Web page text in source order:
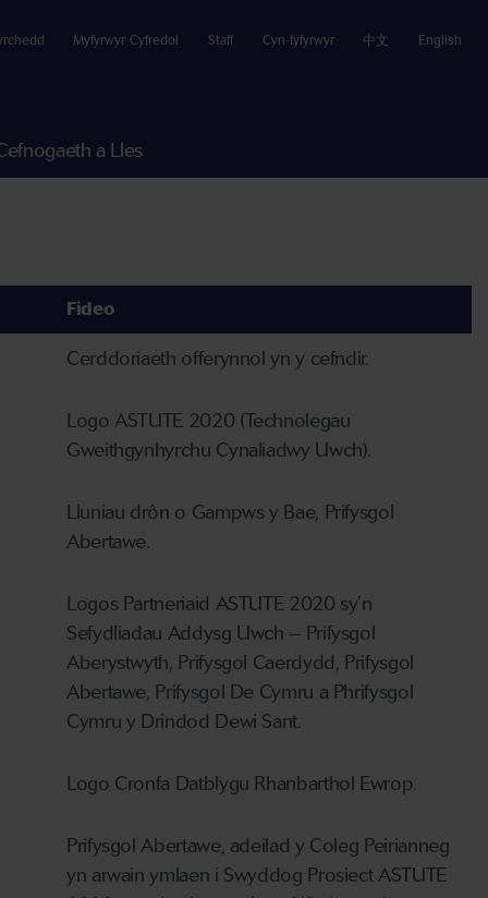
Myfyrwyr Cyfredol Staff Cyn-fyfyrwyr 中文 English
a Lles
Fideo
Cerddoriaeth offerynnol yn y cefndir.
Logo ASTUTE 2020 (Technolegau
Gweithgynhyrchu Cynaliadwy Uwch).
Lluniau drôn o Gampws y Bae, Prifysgol
Abertawe.
Logos Partneriaid ASTUTE 2020 sy’n
Sefydliadau Addysg Uwch – Prifysgol
Aberystwyth, Prifysgol Caerdydd, Prifysgol
Abertawe, Prifysgol De Cymru a Phrifysgol
Cymru y Drindod Dewi Sant.
Logo Cronfa Datblygu Rhanbarthol Ewrop.
Prifysgol Abertawe, adeilad y Coleg Peirianneg
yn arwain ymlaen i Swyddog Prosiect ASTUTE